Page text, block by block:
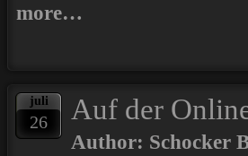
more…
juli
26 Auf der
Author: Schocker